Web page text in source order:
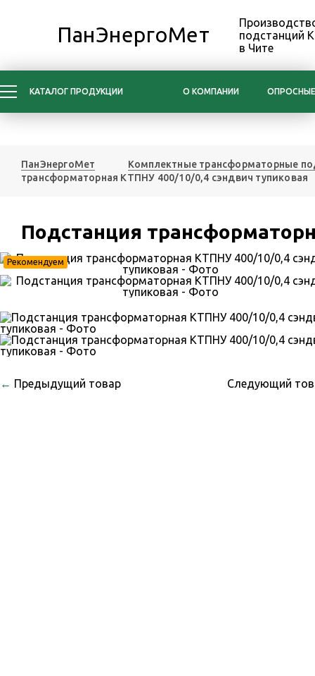
ПанЭнергоМет
подстанций
в Чите
КАТАЛОГ ПРОДУКЦИИ О КОМПАНИИ
ПанЭнергоМет
Комплектные трансформаторные
трансформаторная КТПНУ 400/10/0,4 сэндвич тупиковая
Подстанция
Рекомендуем
← Предыдущий товар Следующий